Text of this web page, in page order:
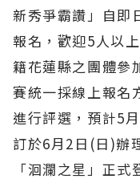
新秀爭霸讚」自即
報名，歡迎5人以
籍花蓮縣之團體參
賽統一採線上報名
進行評選，預計5
訂於6月2日(日)辦
「洄瀾之星」正